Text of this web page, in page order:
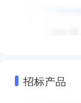
招标产品